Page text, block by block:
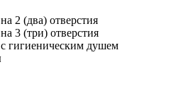
2 (два) отверстия
3 (три) отверстия
гигиеническим душем